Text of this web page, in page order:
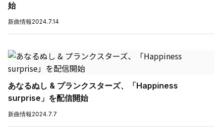
始
新曲情報2024.7.14
あなるぬし & プランクスターズ、「Happiness
surprise」を配信開始
新曲情報2024.7.7